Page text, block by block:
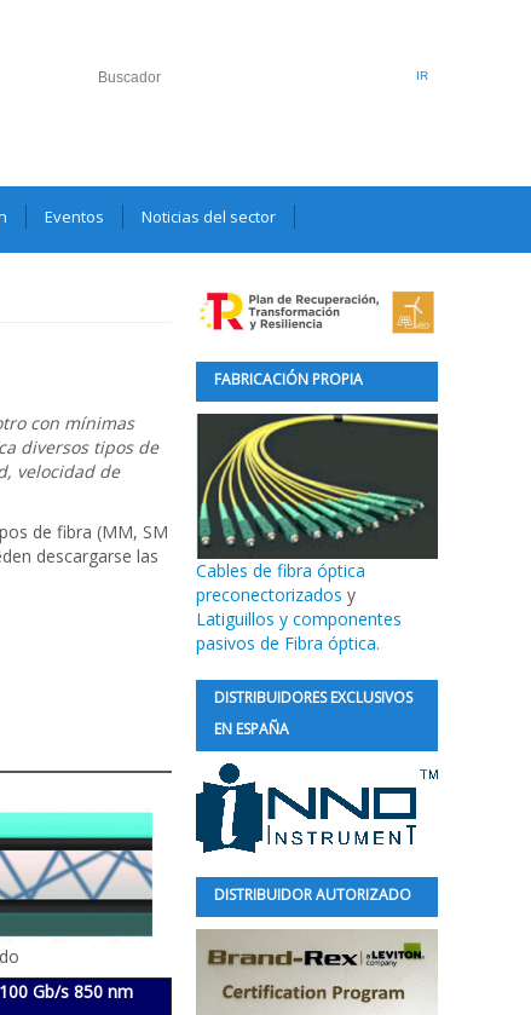
Eventos Noticias del sector
con mínimas
diversos tipos de
velocidad de
de fibra (MM, SM
descargarse las
Gb/s 850 nm
FABRICACIÓN PROPIA
Cables de fibra óptica
preconectorizados y
Latiguillos y componentes
pasivos de Fibra óptica.
DISTRIBUIDORES EXCLUSIVOS
EN ESPAÑA
DISTRIBUIDOR AUTORIZADO